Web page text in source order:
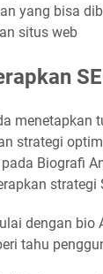
yang bisa
situs web
menetapkan
strategi
Biografi
strategi
dengan bio
tahu